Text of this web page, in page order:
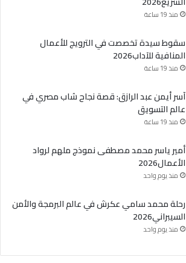
منذ 19 ساعة
سقوط سيدة تخصصت في الترويج للأعمال
المنافية للآداب2026
منذ 19 ساعة
آسر أيمن عبد الرازق: قصة نجاح شاب مصري في
عالم التسويق
منذ 19 ساعة
أمير ياسر محمد مصطفى نموذج ملهم لرواد
الأعمال2026
منذ يوم واحد
رحلة محمد سامي عكرش في عالم البرمجة والأمن
السيبراني2026
منذ يوم واحد